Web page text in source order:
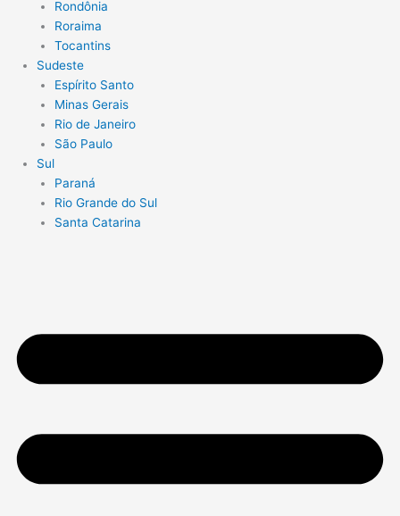
Rondônia
Roraima
Tocantins
Sudeste
Espírito Santo
Minas Gerais
Rio de Janeiro
São Paulo
Sul
Paraná
Rio Grande do Sul
Santa Catarina